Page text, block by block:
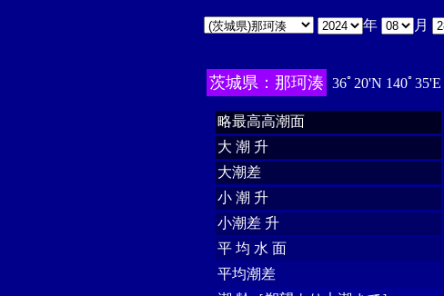
年 月
茨城県：那珂湊 36ﾟ20'N 140ﾟ35'E
略最高高潮面
大 潮 升
大潮差
小 潮 升
小潮差 升
平 均 水 面
平均潮差